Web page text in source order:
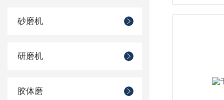
砂磨机
研磨机
胶体磨